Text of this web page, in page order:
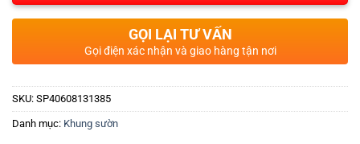
GỌI LẠI TƯ VẤN
Gọi điện xác nhận và giao hàng tận nơi
SKU: SP40608131385
Danh mục: Khung sườn